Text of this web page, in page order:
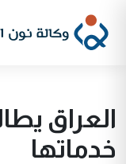
العراق
خدماتها